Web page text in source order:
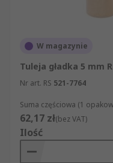
W magazynie
Tuleja gładka 5 mm
Nr art. RS 521-7764
Suma częściowa (1
62,17 zł(bez VAT)
Ilość